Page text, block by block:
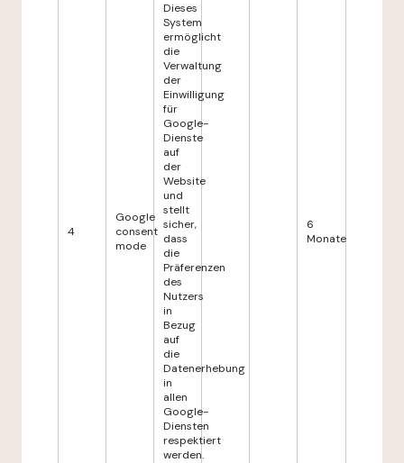
4
Google
consent
mode
Dieses
System
ermöglicht
die
Verwaltung
der
Einwilligung
für
Google-
Dienste
auf
der
Website
und
stellt
sicher,
dass
die
Präferenzen
des
Nutzers
in
Bezug
auf
die
Datenerhebung
in
allen
Google-
Diensten
respektiert
werden.
6
Monate